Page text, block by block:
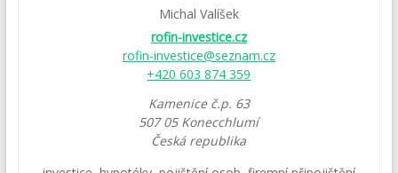
Michal Valíšek
rofin-investice.cz
rofin-investice@seznam.cz
+420 603 874 359
Kamenice č.p. 63
507 05 Konecchlumí
Česká republika